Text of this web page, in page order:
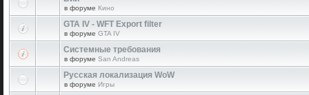
в форуме Кино
GTA IV - WFT Export filter
в форуме GTA IV
Системные требования
в форуме San Andreas
Русская локализация WoW
в форуме Игры